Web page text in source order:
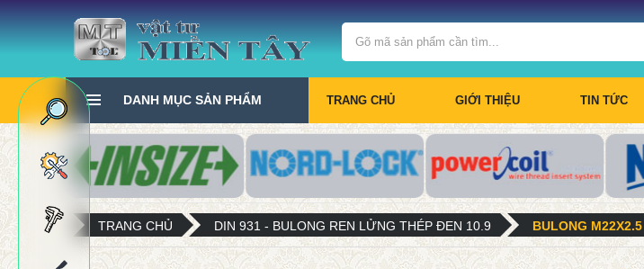
DANH MỤC SẢN PHẨM TRANG CHỦ GIỚI THIỆU TIN TỨC
TRANG CHỦ DIN 931 - BULONG REN LỬNG THÉP ĐEN 10.9 BULONG